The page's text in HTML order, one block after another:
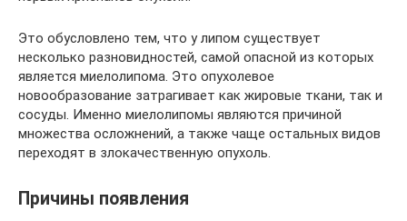
Это обусловлено тем, что у липом существует
несколько разновидностей, самой опасной из которых
является миелолипома. Это опухолевое
новообразование затрагивает как жировые ткани, так и
сосуды. Именно миелолипомы являются причиной
множества осложнений, а также чаще остальных видов
переходят в злокачественную опухоль.
Причины появления